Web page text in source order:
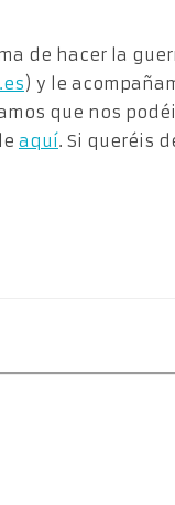
de hacer la
) y le
que nos
aquí. Si queréis